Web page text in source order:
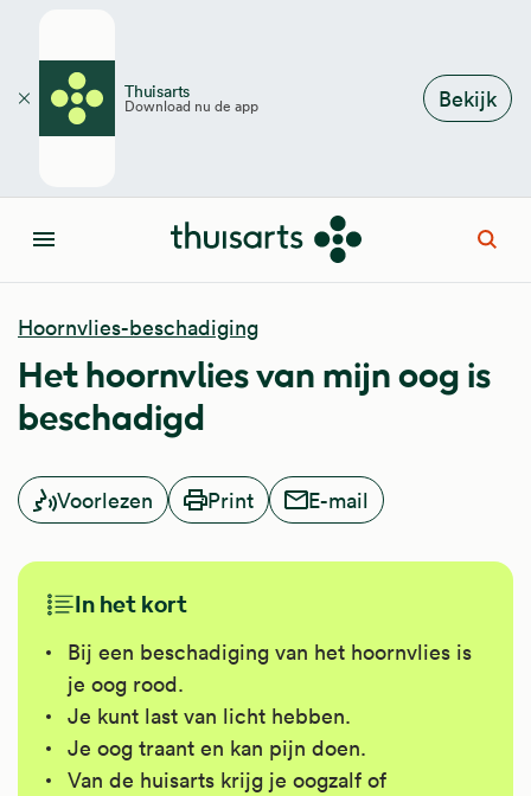
Thuisarts
Download nu de app Bekijk
Sluiten
Menu
Hoornvlies-beschadiging
Het hoornvlies van mijn oog is
beschadigd
Voorlezen Print E-mail
In het kort
Bij een beschadiging van het hoornvlies is
je oog rood.
Je kunt last van licht hebben.
Je oog traant en kan pijn doen.
Van de huisarts krijg je oogzalf of